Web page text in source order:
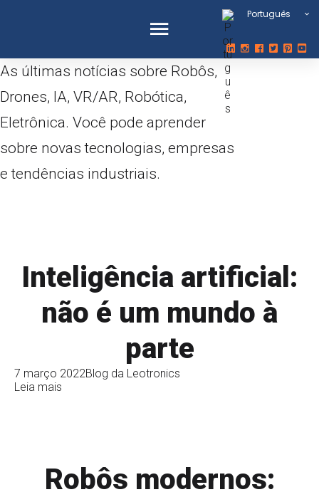
Português
As últimas notícias sobre Robôs,
Drones, IA, VR/AR, Robótica,
Eletrônica. Você pode aprender
sobre novas tecnologias, empresas
e tendências industriais.
Inteligência artificial:
não é um mundo à
parte
7 março 2022Blog da Leotronics
Leia mais
Robôs modernos: